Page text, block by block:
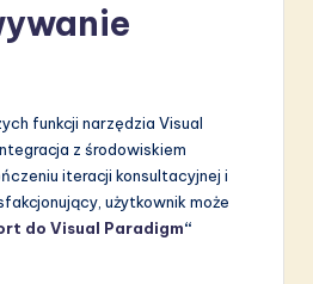
funkcji narzędzia Visual
z środowiskiem
iteracji konsultacyjnej i
użytkownik może
do Visual Paradigm“